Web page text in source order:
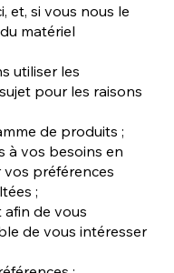
et, si vous nous le
matériel
utiliser les
pour les raisons
de produits ;
à vos besoins en
préférences
;
de vous
de vous intéresser